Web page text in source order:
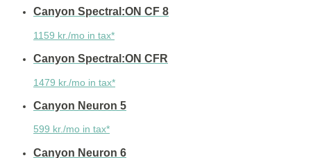
Canyon Spectral:ON CF 8
1159 kr./mo in tax*
Canyon Spectral:ON CFR
1479 kr./mo in tax*
Canyon Neuron 5
599 kr./mo in tax*
Canyon Neuron 6